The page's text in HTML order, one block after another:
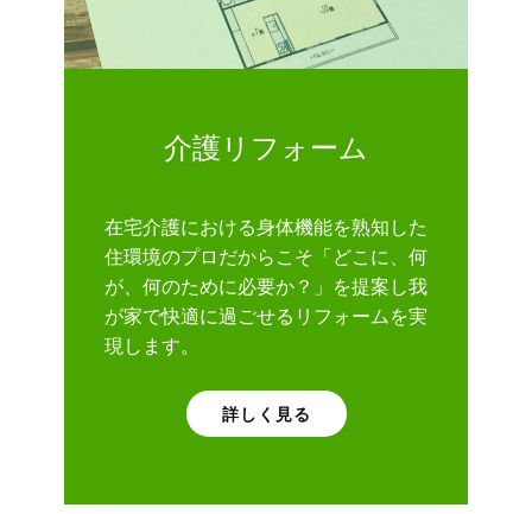
介護リフォーム
在宅介護における身体機能を熟知した
住環境のプロだからこそ「どこに、何
が、何のために必要か？」を提案し我
が家で快適に過ごせるリフォームを実
現します。
詳しく見る